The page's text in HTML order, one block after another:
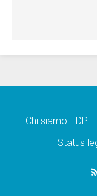
Chi siamo DPF
Status